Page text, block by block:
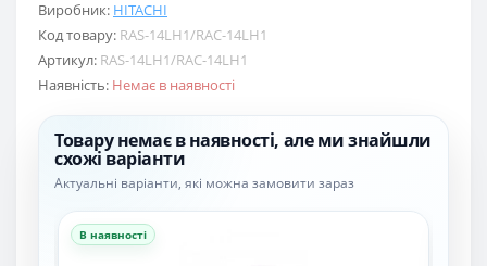
Виробник: HITACHI
Код товару: RAS-14LH1/RAC-14LH1
Артикул: RAS-14LH1/RAC-14LH1
Наявність: Немає в наявності
Товару немає в наявності, але ми знайшли
схожі варіанти
Актуальні варіанти, які можна замовити зараз
В наявності